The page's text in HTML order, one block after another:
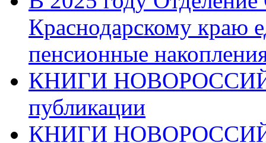
Краснодарскому краю
пенсионные
КНИГИ
публикации
КНИГИ